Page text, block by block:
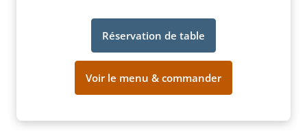
Réservation de table
Voir le menu & commander